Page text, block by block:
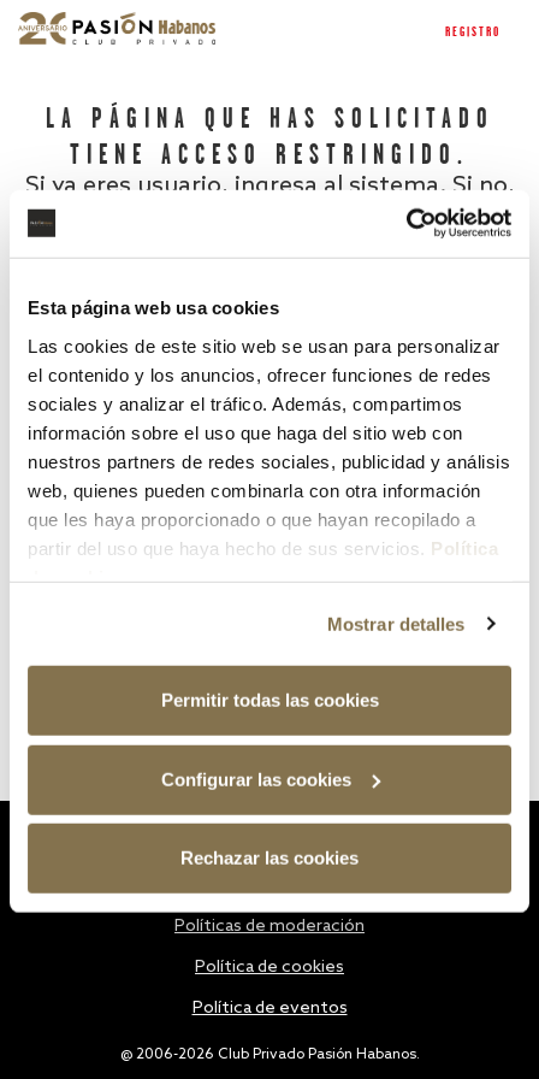
Esta página web usa cookies
Las cookies de este sitio web se usan para personalizar
el contenido y los anuncios, ofrecer funciones de redes
sociales y analizar el tráfico. Además, compartimos
información sobre el uso que haga del sitio web con
nuestros partners de redes sociales, publicidad y análisis
web, quienes pueden combinarla con otra información
que les haya proporcionado o que hayan recopilado a
partir del uso que haya hecho de sus servicios. Política
Mostrar detalles
Permitir todas las cookies
Configurar las cookies
Rechazar las cookies
REGISTRO
LA PÁGINA QUE HAS SOLICITADO
TIENE ACCESO RESTRINGIDO.
Si ya eres usuario, ingresa al sistema. Si no,
¿Has olvidado tu contraseña?
@ 2006-2026 Club Privado Pasión Habanos.
Políticas de moderación
Política de cookies
Política de eventos